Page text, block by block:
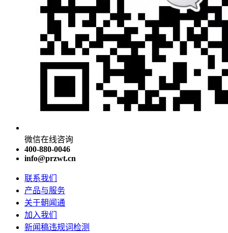
微信在线咨询
400-880-0046
info@przwt.cn
联系我们
产品与服务
关于朝闻通
加入我们
新闻稿违规词检测